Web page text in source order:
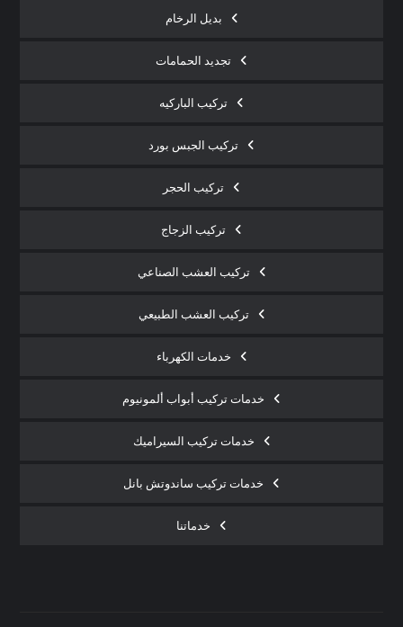
بديل الرخام
تجديد الحمامات
تركيب الباركيه
تركيب الجبس بورد
تركيب الحجر
تركيب الزجاج
تركيب العشب الصناعي
تركيب العشب الطبيعي
خدمات الكهرباء
خدمات تركيب أبواب ألمونيوم
خدمات تركيب السيراميك
خدمات تركيب ساندوتش بانل
خدماتنا